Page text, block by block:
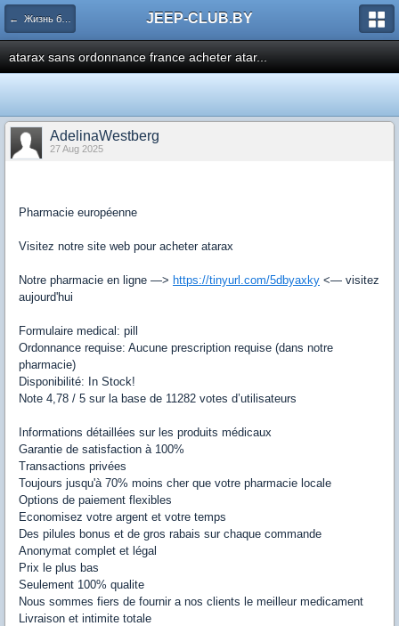
← Жизнь белорусского Jeep клуба JEEP-CLUB.BY
atarax sans ordonnance france acheter atar...
AdelinaWestberg
27 Aug 2025
Pharmacie européenne
Visitez notre site web pour acheter atarax
Notre pharmacie en ligne —> https://tinyurl.com/5dbyaxky <— visitez
aujourd'hui
Formulaire medical: pill
Ordonnance requise: Aucune prescription requise (dans notre
pharmacie)
Disponibilité: In Stock!
Note 4,78 / 5 sur la base de 11282 votes d’utilisateurs
Informations détaillées sur les produits médicaux
Garantie de satisfaction à 100%
Transactions privées
Toujours jusqu'à 70% moins cher que votre pharmacie locale
Options de paiement flexibles
Economisez votre argent et votre temps
Des pilules bonus et de gros rabais sur chaque commande
Anonymat complet et légal
Prix le plus bas
Seulement 100% qualite
Nous sommes fiers de fournir a nos clients le meilleur medicament
Livraison et intimite totale